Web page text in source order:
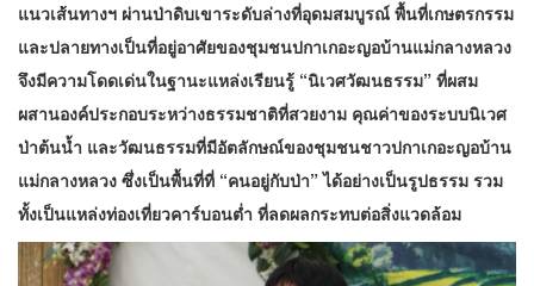
แนวเส้นทางฯ ผ่านป่าดิบเขาระดับล่างที่อุดมสมบูรณ์ พื้นที่เกษตรกรรม
และปลายทางเป็นที่อยู่อาศัยของชุมชนปกาเกอะญอบ้านแม่กลางหลวง
จึงมีความโดดเด่นในฐานะแหล่งเรียนรู้ “นิเวศวัฒนธรรม” ที่ผสม
ผสานองค์ประกอบระหว่างธรรมชาติที่สวยงาม คุณค่าของระบบนิเวศ
ป่าต้นน้ำ และวัฒนธรรมที่มีอัตลักษณ์ของชุมชนชาวปกาเกอะญอบ้าน
แม่กลางหลวง ซึ่งเป็นพื้นที่ที่ “คนอยู่กับป่า” ได้อย่างเป็นรูปธรรม รวม
ทั้งเป็นแหล่งท่องเที่ยวคาร์บอนต่ำ ที่ลดผลกระทบต่อสิ่งแวดล้อม